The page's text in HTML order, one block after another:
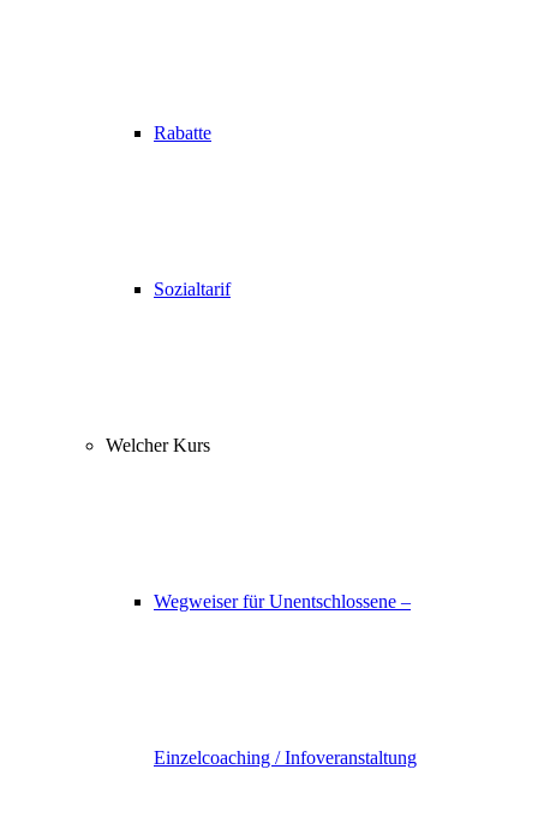
Rabatte
Sozialtarif
Welcher Kurs
Wegweiser für Unentschlossene –
Einzelcoaching / Infoveranstaltung